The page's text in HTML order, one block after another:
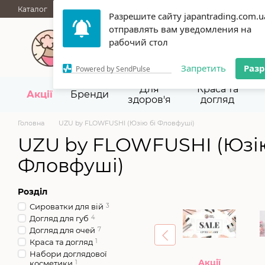
Разрешите сайту
отправлять вам уведомления на
рабочий стол
Powered by SendPulse Запретить
Перейти до основного контенту
Каталог АКЦІЇ НОВИНКИ
Термін придатності
Відгуки Про нас Контакти
067 945-92-29,093
Акції Бренди
Для
здоров'я
Краса та
догляд
Головна UZU by FLOWFUSHI (Юзію бі Фловфуші)
UZU by FLOWFUSHI
Фловфуші)
Акції
Розділ
Сироватки для вій 3
Догляд для губ 4
Догляд для очей 7
Краса та догляд 1
Набори доглядової
1